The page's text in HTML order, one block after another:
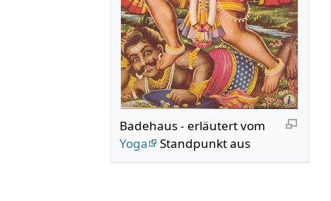
Badehaus‏‎ - erläutert vom
Yoga
Standpunkt aus